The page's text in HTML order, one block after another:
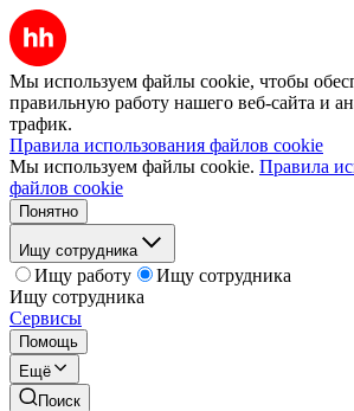
Мы используем файлы cookie, чтобы
правильную работу нашего веб-сайта и
трафик.
Правила использования файлов cookie
Мы используем файлы cookie. Правила
файлов cookie
Понятно
Ищу сотрудника
Ищу работу
Ищу сотрудника
Ищу сотрудника
Сервисы
Помощь
Ещё
Поиск